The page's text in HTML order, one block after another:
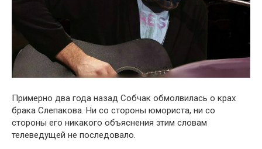
Примерно два года назад Собчак обмолвилась о крах
брака Слепакова. Ни со стороны юмориста, ни со
стороны его никакого объяснения этим словам
телеведущей не последовало.